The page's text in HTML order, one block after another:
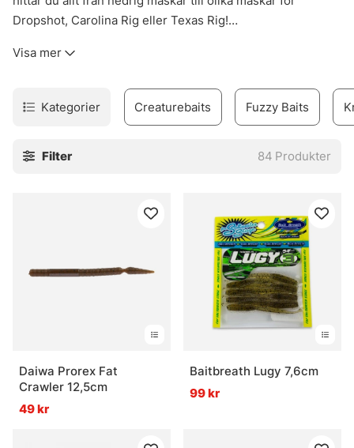
Dropshot, Carolina Rig eller Texas Rig!
maskbeten på många olika sätt!
Visa mer
Kategorier Creaturebaits Fuzzy Baits
Filter 84 Produkter
Daiwa Prorex Fat
Crawler 12,5cm
49 kr
Baitbreath Lugy 7,6cm
99 kr